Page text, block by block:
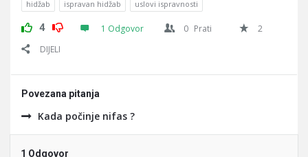
hidžab ispravan hidžab uslovi ispravnosti
4 1 Odgovor 0 Prati
2
DIJELI
Povezana pitanja
Kada počinje nifas ?
1 Odgovor